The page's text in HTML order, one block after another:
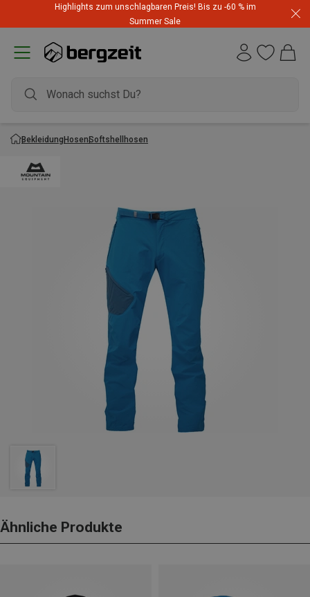
Highlights zum unschlagbaren Preis! Bis zu -60 % im
Summer Sale
BekleidungHosenSoftshellhosen
Ähnliche Produkte